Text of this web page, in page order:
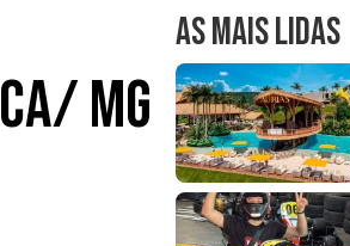
MG
AS MAIS LIDAS